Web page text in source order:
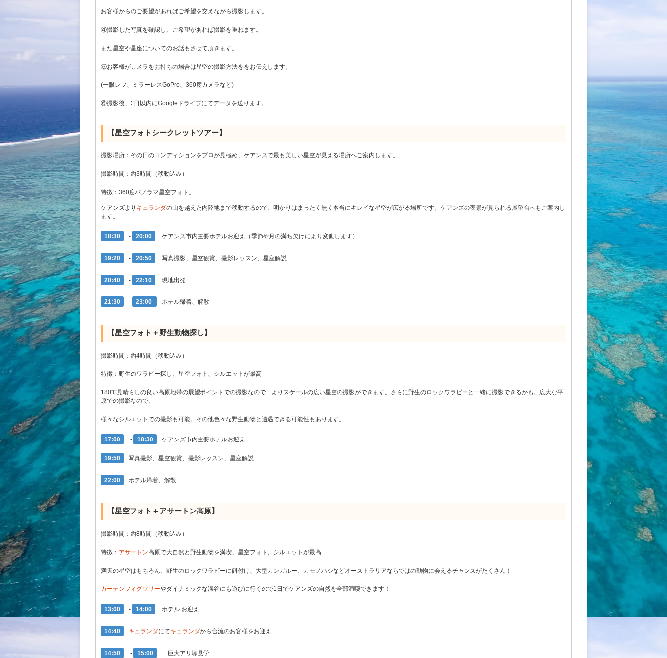
お客様からのご要望があればご希望を交えながら撮影します。
④撮影した写真を確認し、ご希望があれば撮影を重ねます。
また星空や星座についてのお話もさせて頂きます。
⑤お客様がカメラをお持ちの場合は星空の撮影方法ををお伝えします。
(一眼レフ、ミラーレスGoPro、360度カメラなど)
⑥撮影後、3日以内にGoogleドライブにてデータを送ります。
【星空フォトシークレットツアー】
撮影場所：その日のコンディションをプロが見極め、ケアンズで最も美しい星空が見える場所へご案内します。
撮影時間：約3時間（移動込み）
特徴：360度パノラマ星空フォト。
ケアンズより キュランダの山を越えた内陸地まで移動するので、明かりはまったく無く本当にキレイな星空が広がる場所です。ケアンズの夜景が見られる展望台へもご案内し
ます。
18:30 - 20:00 ケアンズ市内主要ホテルお迎え（季節や月の満ち欠けにより変動します）
19:20 - 20:50 写真撮影、星空観賞、撮影レッスン、星座解説
20:40 - 22:10 現地出発
21:30 - 23:00 ホテル帰着、解散
【星空フォト＋野生動物探し】
撮影時間：約4時間（移動込み）
特徴：野生のワラビー探し、星空フォト、シルエットが最高
180℃見晴らしの良い高原地帯の展望ポイントでの撮影なので、よりスケールの広い星空の撮影ができます。さらに野生のロックワラビーと一緒に撮影できるかも。広大な平
原での撮影なので、
様々なシルエットでの撮影も可能。その他色々な野生動物と遭遇できる可能性もあります。
17:00 - 18:30 ケアンズ市内主要ホテルお迎え
19:50 写真撮影、星空観賞、撮影レッスン、星座解説
22:00 ホテル帰着、解散
【星空フォト＋ アサートン高原】
撮影時間：約8時間（移動込み）
特徴： アサートン高原で大自然と野生動物を満喫、星空フォト、シルエットが最高
満天の星空はもちろん、野生のロックワラビーに餌付け、大型カンガルー、カモノハシなどオーストラリアならではの動物に会えるチャンスがたくさん！
カーテンフィグツリーやダイナミックな渓谷にも遊びに行くので1日でケアンズの自然を全部満喫できます！
13:00 ‐ 14:00 ホテル お迎え
14:40 キュランダにてキュランダから合流のお客様をお迎え
14:50 - 15:00 巨大アリ塚見学